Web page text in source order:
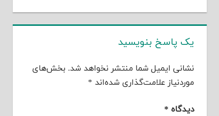
یک پاسخ بنویسید
نشانی ایمیل شما منتشر نخواهد شد. بخش‌های
موردنیاز علامت‌گذاری شده‌اند *
دیدگاه *